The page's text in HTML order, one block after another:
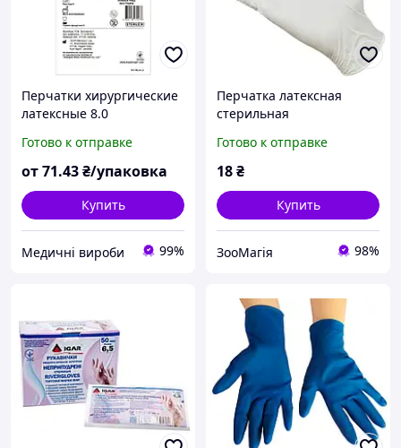
Перчатки хирургические
латексные 8.0
текстурированные, без
пудры
Готово к отправке
от71.43₴/упаковка
Купить
Медичні вироби 99%
Перчатка латексная
стерильная
опудренная 1 пара
Soteria - № 8.5
Готово к отправке
18₴
Купить
ЗооМагія 98%